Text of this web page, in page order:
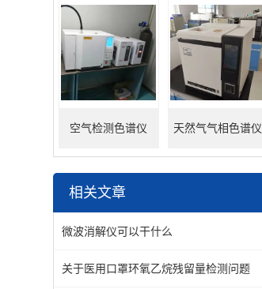
空气检测色谱仪 天然气气相色谱仪
相关文章
微波消解仪可以干什么
关于医用口罩环氧乙烷残留量检测问题